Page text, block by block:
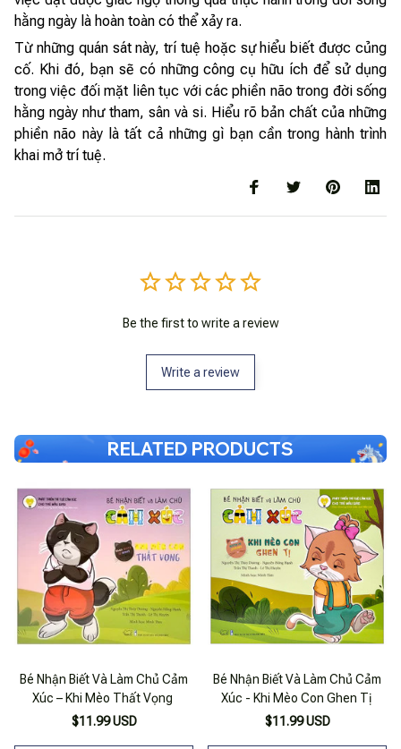
hằng ngày là hoàn toàn có thể xảy ra.
Từ những quán sát này, trí tuệ hoặc sự hiểu biết được củng
cố. Khi đó, bạn sẽ có những công cụ hữu ích để sử dụng
trong việc đối mặt liên tục với các phiền não trong đời sống
hằng ngày như tham, sân và si. Hiểu rõ bản chất của những
phiền não này là tất cả những gì bạn cần trong hành trình
khai mở trí tuệ.
Be the first to write a review
Write a review
RELATED PRODUCTS
Bé Nhận Biết Và Làm Chủ Cảm
Xúc – Khi Mèo Thất Vọng
$11.99 USD
Bé Nhận Biết Và Làm Chủ Cảm
Xúc - Khi Mèo Con Ghen Tị
$11.99 USD